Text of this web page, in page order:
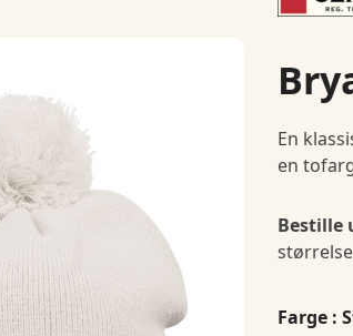
En
en
Bestille
Farge :